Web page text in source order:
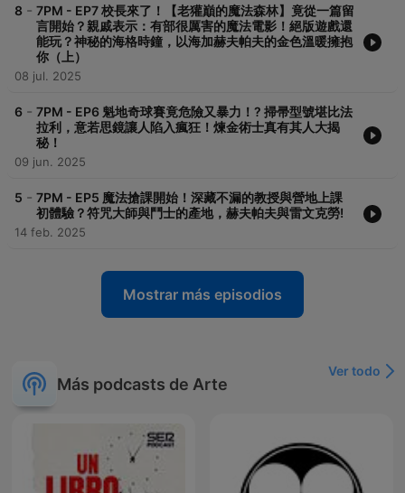
8 - 7PM - EP7 校長來了！【老獾巔的魔法森林】竟從一篇留
言開始？親戚表示：有部很厲害的魔法電影！絕版遊戲還
能玩？神秘的海格時鐘，以海加赫夫帕夫的金色溫暖擁抱
你（上）
08 jul. 2025
6 - 7PM - EP6 魁地奇球賽竟危險又暴力！? 掃帚型號堪比法
拉利，意若思鏡讓人陷入瘋狂！煉金術士真有其人大揭
秘！
09 jun. 2025
5 - 7PM - EP5 魔法搶課開始！深藏不漏的教授與營地上課
初體驗？符咒大師與鬥士的產地，赫夫帕夫與雷文克勞!
14 feb. 2025
Mostrar más episodios
Más podcasts de Arte
Ver todo